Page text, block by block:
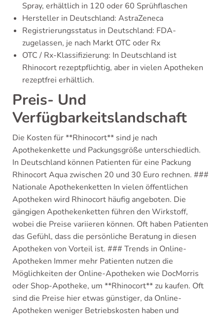
Spray, erhältlich in 120 oder 60 Sprühflaschen
Hersteller in Deutschland: AstraZeneca
Registrierungsstatus in Deutschland: FDA-
zugelassen, je nach Markt OTC oder Rx
OTC / Rx-Klassifizierung: In Deutschland ist
Rhinocort rezeptpflichtig, aber in vielen Apotheken
rezeptfrei erhältlich.
Preis- Und
Verfügbarkeitslandschaft
Die Kosten für **Rhinocort** sind je nach
Apothekenkette und Packungsgröße unterschiedlich.
In Deutschland können Patienten für eine Packung
Rhinocort Aqua zwischen 20 und 30 Euro rechnen. ###
Nationale Apothekenketten In vielen öffentlichen
Apotheken wird Rhinocort häufig angeboten. Die
gängigen Apothekenketten führen den Wirkstoff,
wobei die Preise variieren können. Oft haben Patienten
das Gefühl, dass die persönliche Beratung in diesen
Apotheken von Vorteil ist. ### Trends in Online-
Apotheken Immer mehr Patienten nutzen die
Möglichkeiten der Online-Apotheken wie DocMorris
oder Shop-Apotheke, um **Rhinocort** zu kaufen. Oft
sind die Preise hier etwas günstiger, da Online-
Apotheken weniger Betriebskosten haben und